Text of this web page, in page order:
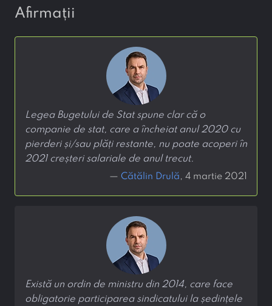
afirmații
Legea Bugetului de Stat spune clar că o
companie de stat, care a încheiat anul 2020 cu
pierderi și/sau plăți restante, nu poate acoperi în
2021 creșteri salariale de anul trecut.
— Cătălin Drulă, 4 martie 2021
Există un ordin de ministru din 2014, care face
obligatorie participarea sindicatului la ședințele